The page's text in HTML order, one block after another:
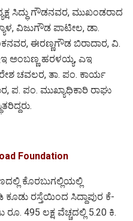
ಸಿದ್ಧು ಗೌಡನವರ, ಮುಖಂಡರಾದ
ವಿಜುಗೌಡ ಪಾಟೀಲ, ಡಾ.
ಈರಣ್ಣಗೌಡ ಬಿರಾದಾರ, ವಿ.
ಅಂಬಣ್ಣ ಹರಳಯ್ಯ, ಎಇ
ಚವಲರ, ತಾ. ಪಂ. ಕಾರ್ಯ
ಪ. ಪಂ. ಮುಖ್ಯಾಧಿಕಾರಿ ರಾಘು‌
Foundation
ಕೊರಬುಗಲ್ಲಿಯಲ್ಲಿ
ರಸ್ತೆಯಿಂದ ಸಿದ್ದಾಪುರ ಕೆ-
495 ಲಕ್ಷ ವೆಚ್ಚದಲ್ಲಿ 5.20 ಕಿ.